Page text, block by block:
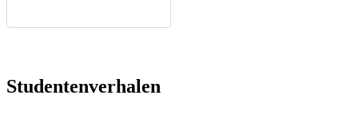
Studentenverhalen